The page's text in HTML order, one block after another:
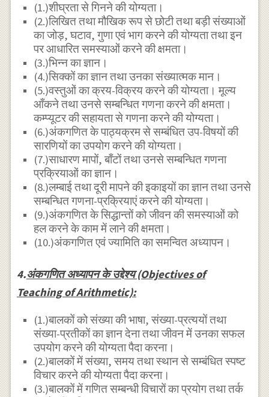
(1.)शीघ्रता से गिनने की योग्यता।
(2.)लिखित तथा मौखिक रूप से छोटी तथा बड़ी संख्याओं
का जोड़, घटाव, गुणा एवं भाग करने की योग्यता तथा इन
पर आधारित समस्याओं करने की क्षमता।
(3.)भिन्न का ज्ञान।
(4.)सिक्कों का ज्ञान तथा उनका संख्यात्मक मान।
(5.)वस्तुओं का क्रय-विक्रय करने की योग्यता। मूल्य
आँकने तथा उनसे सम्बन्धित गणना करने की क्षमता।
कम्प्यूटर की सहायता से गणना करने की योग्यता।
(6.)अंकगणित के पाठ्यक्रम से सम्बंधित उप-विषयों की
सारणियों का उपयोग करने की योग्यता।
(7.)साधारण मापों, बाँटों तथा उनसे सम्बन्धित गणना
प्रक्रियाओं का ज्ञान।
(8.)लम्बाई तथा दूरी मापने की इकाइयों का ज्ञान तथा उनसे
सम्बन्धित गणना-प्रक्रियाएं करने की योग्यता।
(9.)अंकगणित के सिद्धान्तों को जीवन की समस्याओं को
हल करने के काम में लाने की क्षमता।
(10.)अंकगणित एवं ज्यामिति का समन्वित अध्यापन।
4.अंकगणित अध्यापन के उद्देश्य (Objectives of
Teaching of Arithmetic):
(1.)बालकों को संख्या की भाषा, संख्या-प्रत्ययों तथा
संख्या-प्रतीकों का ज्ञान देना तथा जीवन में उनका सफल
उपयोग करने की योग्यता पैदा करना।
(2.)बालकों में संख्या, समय तथा स्थान से सम्बंधित स्पष्ट
विचार करने की योग्यता पैदा करना।
(3.)बालकों में गणित सम्बन्धी विचारों का प्रयोग तथा तर्क